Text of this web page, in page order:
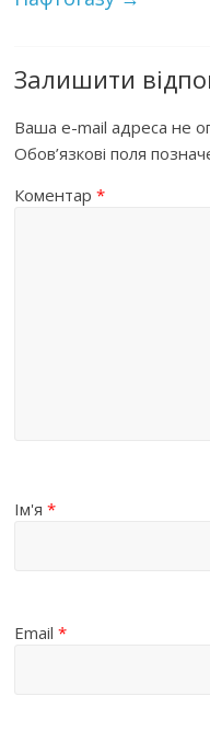
Залишити
Ваша e-mail адреса не
Обов’язкові поля
Коментар*
Ім'я*
Email*